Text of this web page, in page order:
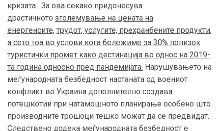
кризата. За ова секако придонесува
драстичното зголемување на цената на
енергенсите, трудот, услугите, прехранбените продукти,
а сето тоа во услови кога бележиме за 30% понизок
туристички промет како дестинација во однос на 2019-
та година односно пред пандемијата. Нарушувањето на
меѓународната безбедност настаната од воениот
конфликт во Украина дополнително создава
потешкотии при натамошното планирање особено што
производните трошоци тешко можат да се предвидат.
Следствено додека меѓународната безбедност е